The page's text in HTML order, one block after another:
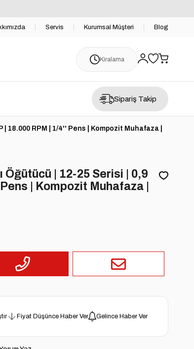
Servis Kurumsal Müşteri Blog
Kiralama
Sipariş Takip
| 18.000 RPM | 1/4'' Pens | Kompozit Muhafaza |
Öğütücü | 12-25 Serisi | 0,9
| Kompozit Muhafaza |
Fiyat Düşünce Haber Ver Gelince Haber Ver